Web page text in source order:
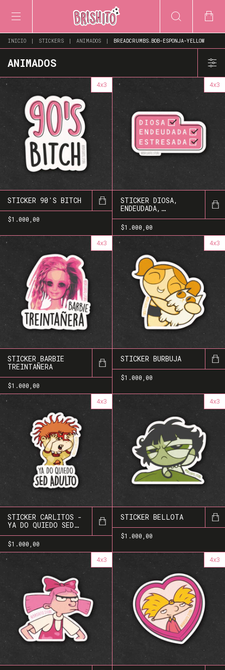
INICIO | STICKERS | ANIMADOS | BREADCRUMBS.BOB-ESPONJA-YELLOW
ANIMADOS
4x3
STICKER 90'S BITCH
$1.000,00
4x3
STICKER DIOSA,
ENDEUDADA,
ESTRESADA
$1.000,00
4x3
STICKER BARBIE
TREINTAÑERA
$1.000,00
4x3
STICKER BURBUJA
$1.000,00
4x3
STICKER CARLITOS -
YA DO QUIEDO SED
ADULTO
$1.000,00
4x3
STICKER BELLOTA
$1.000,00
4x3 4x3